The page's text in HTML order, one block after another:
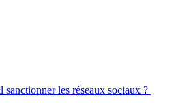
sanctionner les réseaux sociaux ?